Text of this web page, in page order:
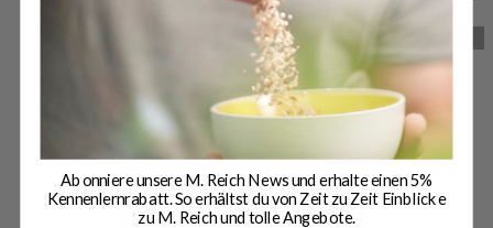
Reformprodukt des Jahres 2024
Abonniere unsere M. Reich News und erhalte einen 5%
Kennenlernrabatt. So erhältst du von Zeit zu Zeit Einblicke
zu M. Reich und tolle Angebote.